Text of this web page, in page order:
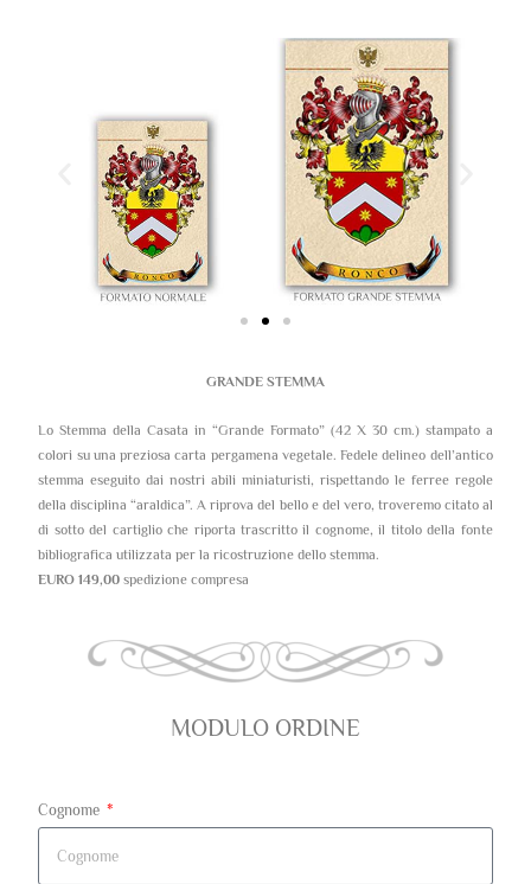
GRANDE STEMMA
Lo Stemma della Casata in “Grande Formato” (42 X 30 cm.) stampato a
colori su una preziosa carta pergamena vegetale. Fedele delineo dell’antico
stemma eseguito dai nostri abili miniaturisti, rispettando le ferree regole
della disciplina “araldica”. A riprova del bello e del vero, troveremo citato al
di sotto del cartiglio che riporta trascritto il cognome, il titolo della fonte
bibliografica utilizzata per la ricostruzione dello stemma.
EURO 149,00 spedizione compresa
MODULO ORDINE
Cognome